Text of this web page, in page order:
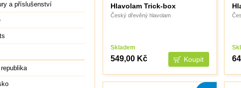
Hlavolam Trick-box
Český dřevěný hlavolam
Skladem
549,00 Kč
a příslušenství